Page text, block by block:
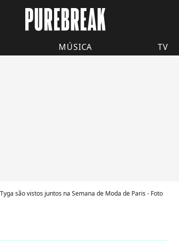
MÚSICA TV
são vistos juntos na Semana de Moda de Paris - Foto